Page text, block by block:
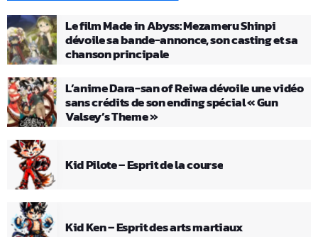
Le film Made in Abyss: Mezameru Shinpi
dévoile sa bande-annonce, son casting et sa
chanson principale
L’anime Dara-san of Reiwa dévoile une vidéo
sans crédits de son ending spécial « Gun
Valsey’s Theme »
Kid Pilote – Esprit de la course
Kid Ken – Esprit des arts martiaux